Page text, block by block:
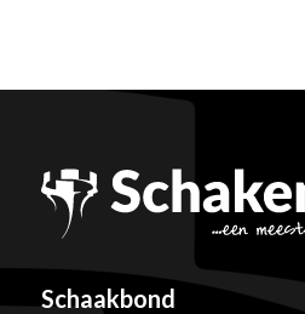
Schaakbond